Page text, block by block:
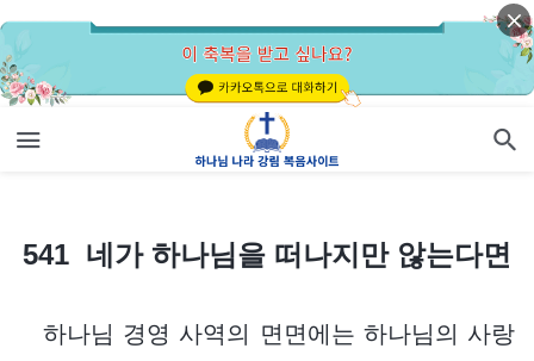
541 네가 하나님을 떠나지만 않는다면
541 네가 하나님을 떠나지만 않는다면
하나님 경영 사역의 면면에는 하나님의 사랑